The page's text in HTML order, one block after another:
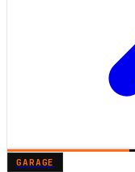
GARAGE